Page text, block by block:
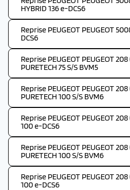
HYBRID 136 e-DCS6
Reprise PEUGEOT PEUGEOT
DCS6
Reprise PEUGEOT PEUGEOT
PURETECH 75 S/S BVM5
Reprise PEUGEOT PEUGEOT
PURETECH 100 S/S BVM6
Reprise PEUGEOT PEUGEOT
100 e-DCS6
Reprise PEUGEOT PEUGEOT
PURETECH 100 S/S BVM6
Reprise PEUGEOT PEUGEOT
100 e-DCS6